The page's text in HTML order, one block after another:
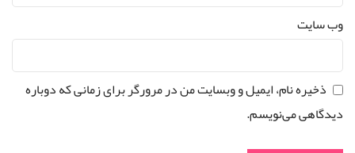
وب‌ سایت
ذخیره نام، ایمیل و وبسایت من در مرورگر برای زمانی که دوباره
دیدگاهی می‌نویسم.